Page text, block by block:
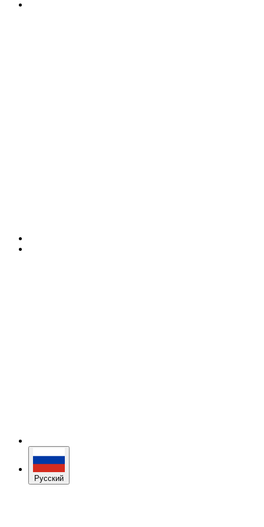
Русский